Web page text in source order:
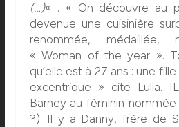
(…)« . « On découvre au
devenue une cuisinière
renommée, médaillée,
« Woman of the year ».
qu’elle est à 27 ans : une
excentrique » cite Lulla.
Barney au féminin nommée
?). Il y a Danny, frère de